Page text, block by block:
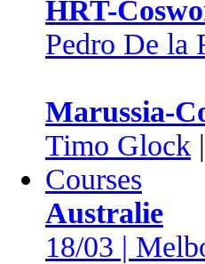
HRT-
Pedro De la
Marussia-
Timo Glock |
Courses
Australie
18/03 |